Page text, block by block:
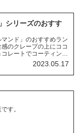
シリーズのおすす
ンド」のおすすめラン
のクレープの上にココ
レートでコーティング
には、様々なフレーバー
は、その中でも特にお
します。
2023.05.17
す。